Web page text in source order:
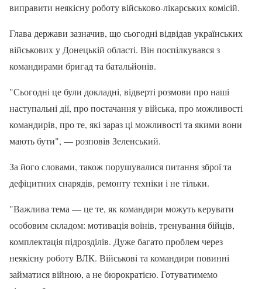
виправити неякісну роботу військово-лікарських комісій.
Глава держави зазначив, що сьогодні відвідав українських
військових у Донецькій області. Він поспілкувався з
командирами бригад та батальйонів.
"Сьогодні це були докладні, відверті розмови про наші
наступальні дії, про постачання у війська, про можливості
командирів, про те, які зараз ці можливості та якими вони
мають бути", — розповів Зеленський.
За його словами, також порушувалися питання зброї та
дефіцитних снарядів, ремонту техніки і не тільки.
"Важлива тема — це те, як командири можуть керувати
особовим складом: мотивація воїнів, тренування бійців,
комплектація підрозділів. Дуже багато проблем через
неякісну роботу ВЛК. Військові та командири повинні
займатися війною, а не бюрократією. Готуватимемо